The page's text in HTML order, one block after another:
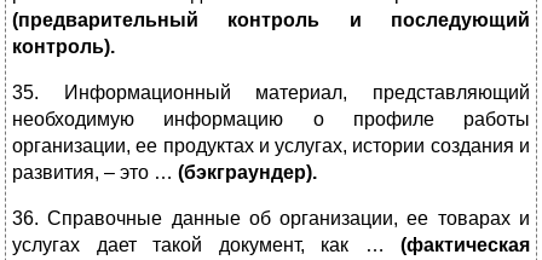
(предварительный контроль и последующий
контроль).
35.
Информационный материал, представляющий
необходимую информацию о профиле работы
организации, ее продуктах и услугах, истории создания и
развития, – это … (бэкграундер).
36. Справочные данные об организации, ее товарах и
услугах дает такой документ, как … (фактическая